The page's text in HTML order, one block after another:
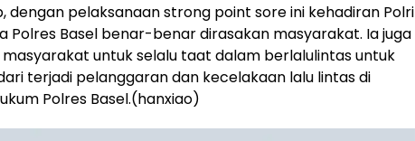
dengan pelaksanaan strong point sore ini kehadiran Polri
Polres Basel benar-benar dirasakan masyarakat. Ia juga
untuk selalu taat dalam berlalulintas untuk
terjadi pelanggaran dan kecelakaan lalu lintas di
Polres Basel.(hanxiao)